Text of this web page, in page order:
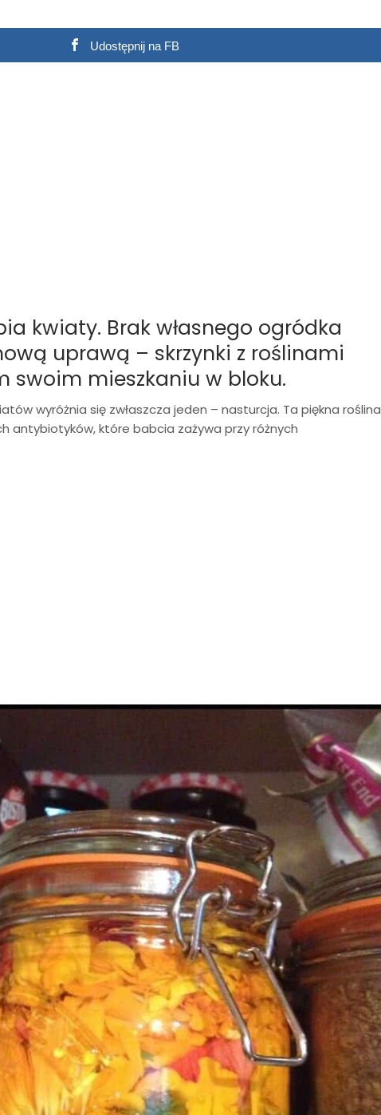
Udostępnij na FB
kwiaty. Brak własnego ogródka
uprawą – skrzynki z roślinami
swoim mieszkaniu w bloku.
wyróżnia się zwłaszcza jeden – nasturcja. Ta piękna roślina
antybiotyków, które babcia zażywa przy różnych